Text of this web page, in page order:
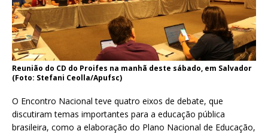
Reunião do CD do Proifes na manhã deste sábado, em Salvador
(Foto: Stefani Ceolla/Apufsc)
O Encontro Nacional teve quatro eixos de debate, que
discutiram temas importantes para a educação pública
brasileira, como a elaboração do Plano Nacional de Educação,